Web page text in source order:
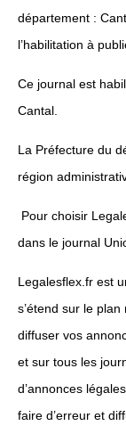
département :
l’habilitation à
Ce journal est
Cantal.
La Préfecture du
région
Pour choisir
dans le journal
Legalesflex.fr est
s’étend sur le
diffuser vos
et sur tous les
d’annonces
faire d’erreur et